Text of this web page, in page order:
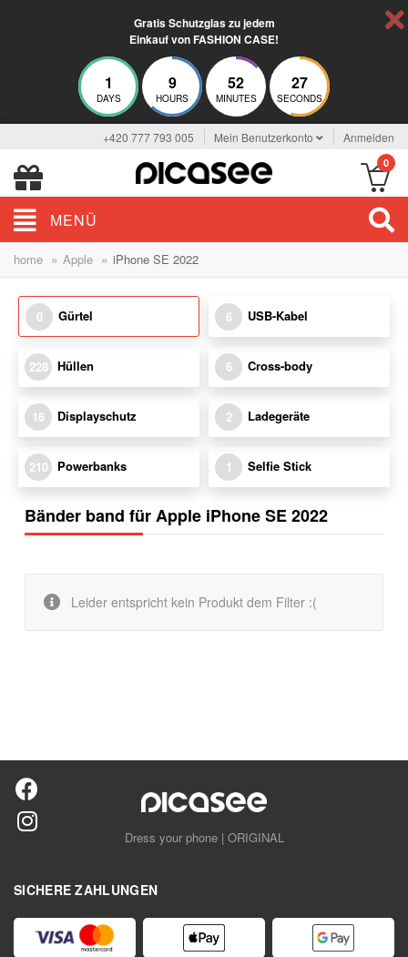
Gratis Schutzglas zu jedem
Einkauf von FASHION CASE!
1
DAYS
9
HOURS
52
MINUTES
27
SECONDS
+420 777 793 005 Mein Benutzerkonto Anmelden
0
MENÜ
home » Apple » iPhone SE 2022
0 Gürtel 6 USB-Kabel
228 Hüllen 6 Cross-body
16 Displayschutz 2 Ladegeräte
210 Powerbanks 1 Selfie Stick
Bänder band für Apple iPhone SE 2022
Leider entspricht kein Produkt dem Filter :(
Dress your phone | ORIGINAL
SICHERE ZAHLUNGEN